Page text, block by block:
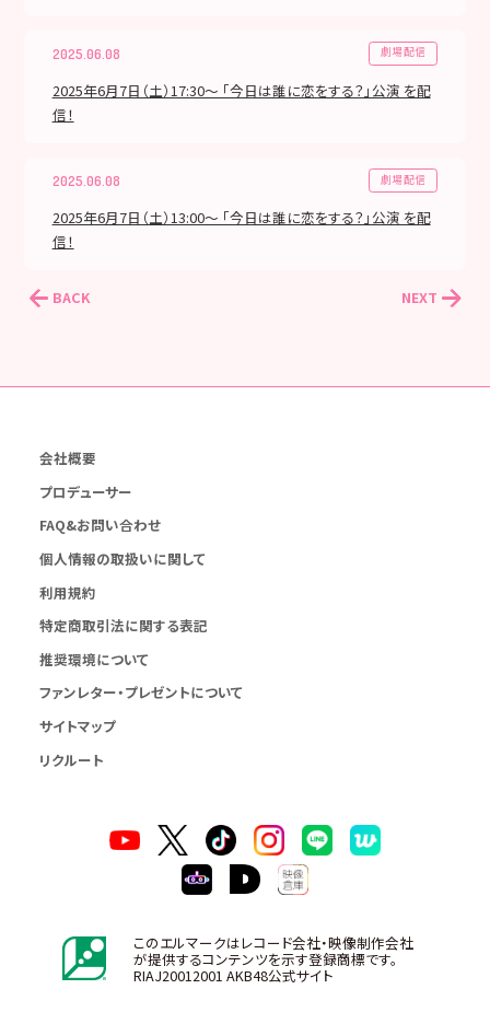
2025.06.08 劇場配信
2025年6月7日（土）17:30～ 「今日は誰に恋をする？」公演 を配
信！
2025.06.08 劇場配信
2025年6月7日（土）13:00～ 「今日は誰に恋をする？」公演 を配
信！
BACK NEXT
会社概要
プロデューサー
FAQ&お問い合わせ
個人情報の取扱いに関して
利用規約
特定商取引法に関する表記
推奨環境について
ファンレター・プレゼントについて
サイトマップ
リクルート
このエルマークはレコード会社・映像制作会社
が提供するコンテンツを示す登録商標です。
RIAJ20012001 AKB48公式サイト